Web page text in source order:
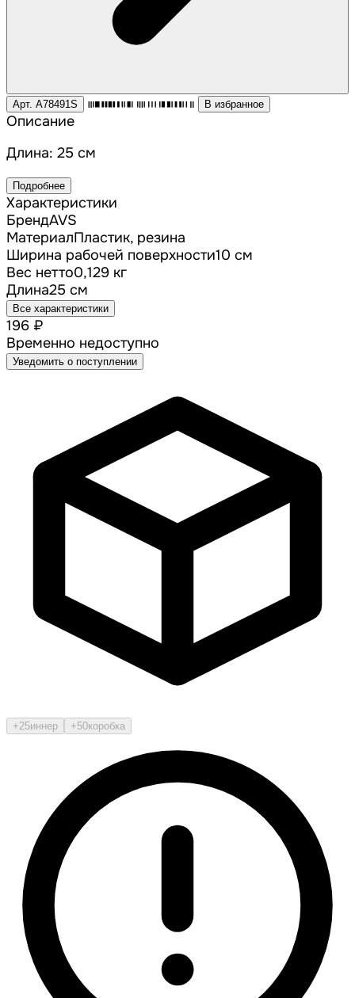
Арт. A78491S В избранное
Описание
Длина: 25 см
Подробнее
Характеристики
БрендAVS
МатериалПластик, резина
Ширина рабочей поверхности10 см
Вес нетто0,129 кг
Длина25 см
Все характеристики
196 ₽
Временно недоступно
Уведомить о поступлении
+25иннер +50коробка